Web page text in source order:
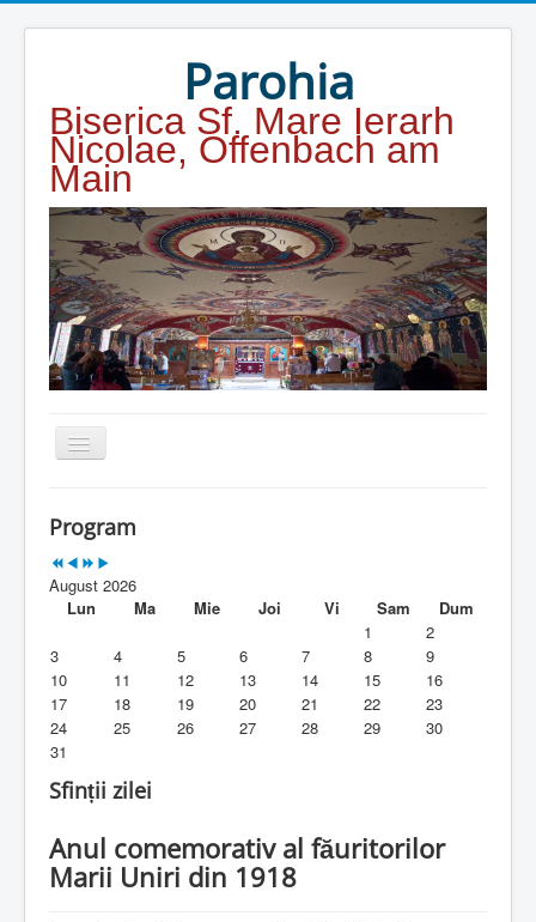
Parohia
Biserica Sf. Mare Ierarh
Nicolae, Offenbach am
Main
Duhovnicesti
Alte legaturi
Biblioteca Parohiei
Foaia Parohiei
Contact
Program
August 2026
Lun
Ma Mie Joi Vi Sam
Dum
1
2
3
4 5 6 7 8
9
10
11 12 13 14 15
16
17
18 19 20 21 22
23
24
25 26 27 28 29
30
31
Sfinții zilei
Anul comemorativ al făuritorilor
Marii Uniri din 1918